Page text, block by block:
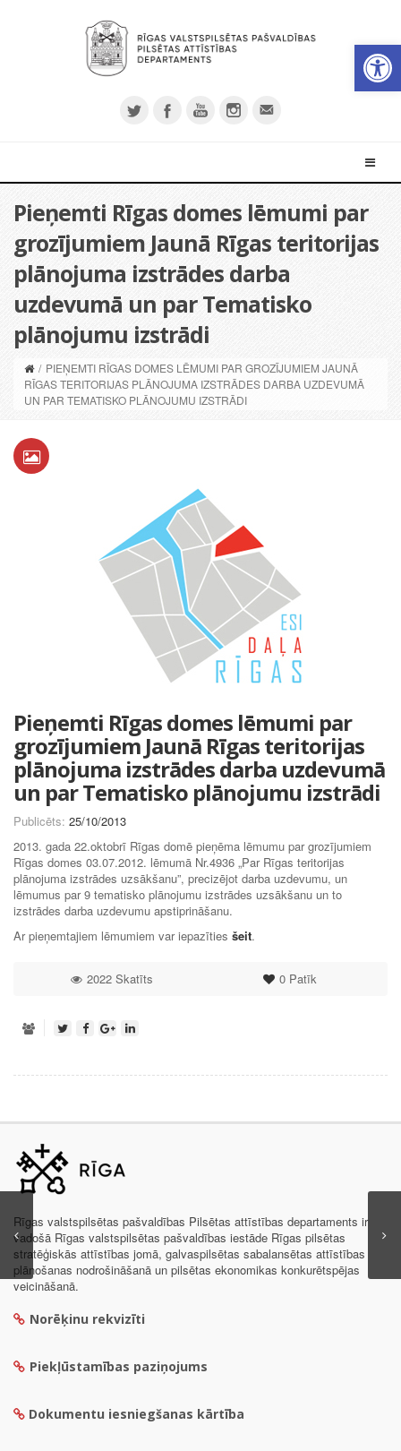
Pieņemti Rīgas domes lēmumi par
grozījumiem Jaunā Rīgas teritorijas
plānojuma izstrādes darba
uzdevumā un par Tematisko
plānojumu izstrādi
/ PIEŅEMTI RĪGAS DOMES LĒMUMI PAR GROZĪJUMIEM JAUNĀ
RĪGAS TERITORIJAS PLĀNOJUMA IZSTRĀDES DARBA UZDEVUMĀ
UN PAR TEMATISKO PLĀNOJUMU IZSTRĀDI
Pieņemti Rīgas domes lēmumi par
grozījumiem Jaunā Rīgas teritorijas
plānojuma izstrādes darba uzdevumā
un par Tematisko plānojumu izstrādi
Publicēts: 25/10/2013
2013. gada 22.oktobrī Rīgas domē pieņēma lēmumu par grozījumiem
Rīgas domes 03.07.2012. lēmumā Nr.4936 „Par Rīgas teritorijas
plānojuma izstrādes uzsākšanu”, precizējot darba uzdevumu, un
lēmumus par 9 tematisko plānojumu izstrādes uzsākšanu un to
izstrādes darba uzdevumu apstiprināšanu.
Ar pieņemtajiem lēmumiem var iepazīties šeit.
0Patīk
2022 Skatīts
Rīgas valstspilsētas pašvaldības Pilsētas attīstības departaments ir
vadošā Rīgas valstspilsētas pašvaldības iestāde Rīgas pilsētas
stratēģiskās attīstības jomā, galvaspilsētas sabalansētas attīstības
plānošanas nodrošināšanā un pilsētas ekonomikas konkurētspējas
veicināšanā.
Norēķinu rekvizīti
Piekļūstamības paziņojums
Dokumentu iesniegšanas kārtība